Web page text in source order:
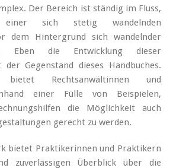
Der Bereich ist ständig im Fluss,
sich stetig wandelnden
dem Hintergrund sich wandelnder
Eben die Entwicklung dieser
der Gegenstand dieses Handbuches.
Rechtsanwältinnen und
einer Fülle von Beispielen,
die Möglichkeit auch
gerecht zu werden.
bietet Praktikerinnen und Praktikern
zuverlässigen Überblick über die